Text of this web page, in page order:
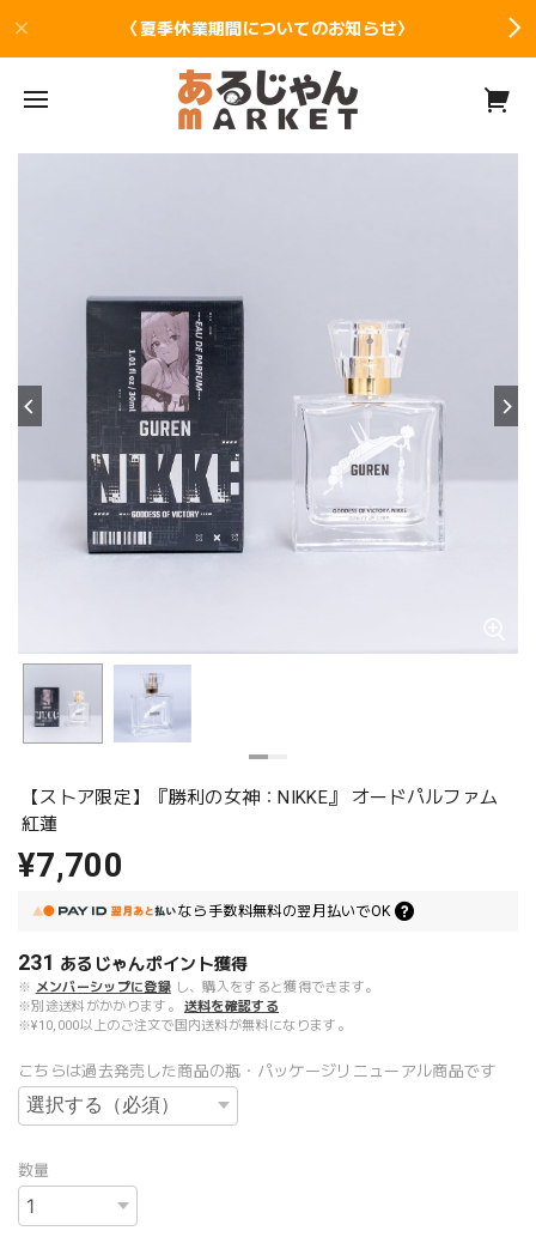
〈夏季休業期間についてのお知らせ〉
【ストア限定】『勝利の女神：NIKKE』 オードパルファム
紅蓮
¥7,700
なら 手数料無料の翌月払いでOK
231 あるじゃんポイント獲得
※ メンバーシップに登録 し、購入をすると獲得できます。
※別途送料がかかります。
送料を確認する
※¥10,000以上のご注文で国内送料が無料になります。
こちらは過去発売した商品の瓶・パッケージリニューアル商品です
数量